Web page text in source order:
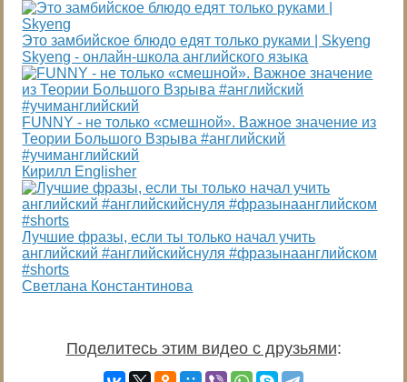
Это замбийское блюдо едят только руками | Skyeng
Skyeng - онлайн-школа английского языка
FUNNY - не только «смешной». Важное значение из
Теории Большого Взрыва #английский
#учиманглийский
Кирилл Englisher
Лучшие фразы, если ты только начал учить
английский #английскийснуля #фразынаанглийском
#shorts
Светлана Константинова
Поделитесь этим видео с друзьями: